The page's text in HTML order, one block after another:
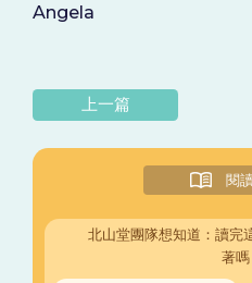
Angela
上一篇
閱
北山堂團隊想知道：讀完
著嗎